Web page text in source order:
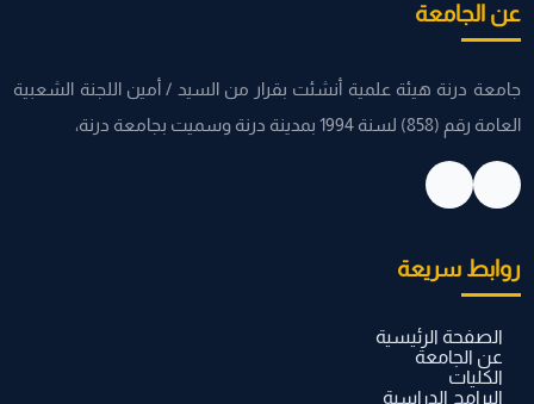
عن الجامعة
جامعة درنة هيئة علمية أنشئت بقرار من السيد / أمين اللجنة الشعبية
العامة رقم (858) لسنة 1994 بمدينة درنة وسميت بجامعة درنة،
روابط سريعة
الصفحة الرئيسية
عن الجامعة
الكليات
البرامج الدراسية